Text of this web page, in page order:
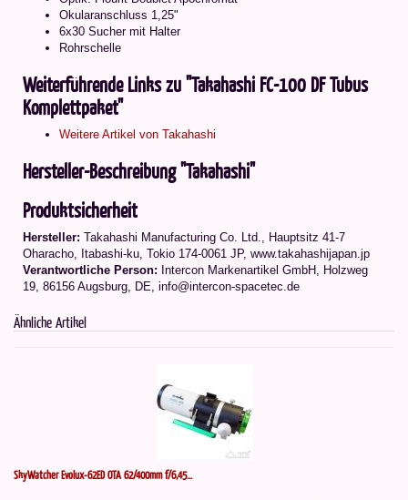
Okularanschluss 1,25"
6x30 Sucher mit Halter
Rohrschelle
Weiterführende Links zu "Takahashi FC-100 DF Tubus
Komplettpaket"
Weitere Artikel von Takahashi
Hersteller-Beschreibung "Takahashi"
Produktsicherheit
Hersteller: Takahashi Manufacturing Co. Ltd., Hauptsitz 41-7
Oharacho, Itabashi-ku, Tokio 174-0061 JP, www.takahashijapan.jp
Verantwortliche Person: Intercon Markenartikel GmbH, Holzweg
19, 86156 Augsburg, DE, info@intercon-spacetec.de
Ähnliche Artikel
SkyWatcher Evolux-62ED OTA 62/400mm f/6,45...